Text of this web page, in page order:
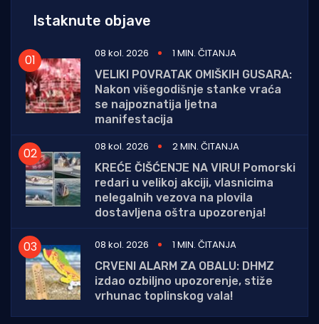
Istaknute objave
08 kol. 2026
1 MIN. ČITANJA
VELIKI POVRATAK OMIŠKIH GUSARA:
Nakon višegodišnje stanke vraća
se najpoznatija ljetna
manifestacija
08 kol. 2026
2 MIN. ČITANJA
KREĆE ČIŠĆENJE NA VIRU! Pomorski
redari u velikoj akciji, vlasnicima
nelegalnih vezova na plovila
dostavljena oštra upozorenja!
08 kol. 2026
1 MIN. ČITANJA
CRVENI ALARM ZA OBALU: DHMZ
izdao ozbiljno upozorenje, stiže
vrhunac toplinskog vala!